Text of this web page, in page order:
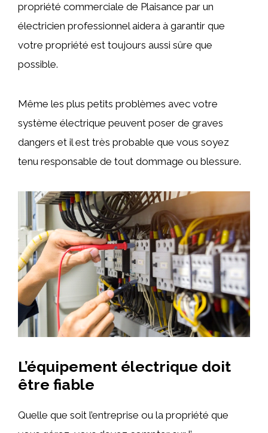
propriété commerciale de Plaisance par un
électricien professionnel aidera à garantir que
votre propriété est toujours aussi sûre que
possible.
Même les plus petits problèmes avec votre
système électrique peuvent poser de graves
dangers et il est très probable que vous soyez
tenu responsable de tout dommage ou blessure.
L’équipement électrique doit
être fiable
Quelle que soit l’entreprise ou la propriété que